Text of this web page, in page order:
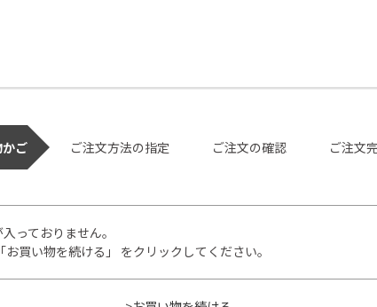
ご ご注文方法の指定 ご注文の確認 ご注文
っておりません。
買い物を続ける」 をクリックしてください。